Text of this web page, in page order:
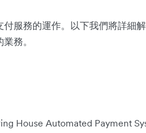
服務的運作。以下我們將詳細
務。
House Automated Payment